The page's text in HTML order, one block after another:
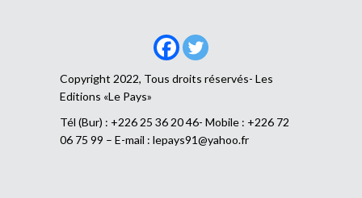
Copyright 2022, Tous droits réservés- Les
Editions «Le Pays»
Tél (Bur) : +226 25 36 20 46- Mobile : +226 72
06 75 99 – E-mail : lepays91@yahoo.fr